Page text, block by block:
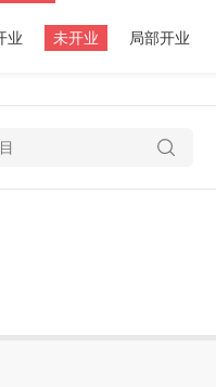
业 未开业 局部开业